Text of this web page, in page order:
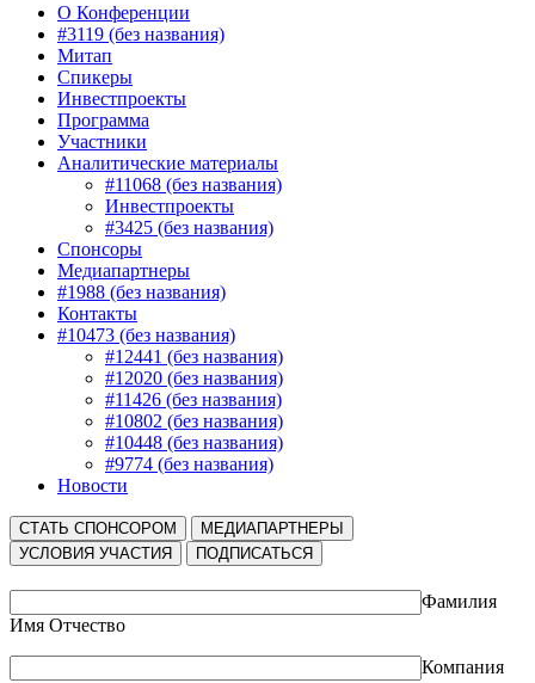
О Конференции
#3119 (без названия)
Митап
Спикеры
Инвестпроекты
Программа
Участники
Аналитические материалы
#11068 (без названия)
Инвестпроекты
#3425 (без названия)
Спонсоры
Медиапартнеры
#1988 (без названия)
Контакты
#10473 (без названия)
#12441 (без названия)
#12020 (без названия)
#11426 (без названия)
#10802 (без названия)
#10448 (без названия)
#9774 (без названия)
Новости
СТАТЬ СПОНСОРОМ
МЕДИАПАРТНЕРЫ
УСЛОВИЯ УЧАСТИЯ
ПОДПИСАТЬСЯ
Фамилия
Имя Отчество
Компания